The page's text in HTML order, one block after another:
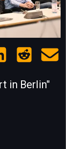
in Berlin"